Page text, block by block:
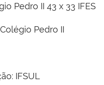
Pedro II 43 x 33 IFES
Pedro II
IFSUL